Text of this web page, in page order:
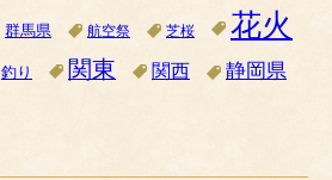
群馬県 航空祭 芝桜
花火
釣り 関東 関西 静岡県